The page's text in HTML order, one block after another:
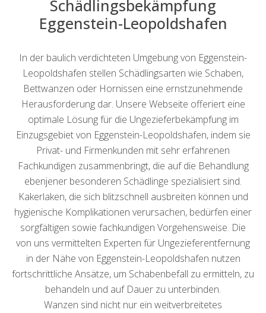
Schädlingsbekämpfung
Eggenstein-Leopoldshafen
In der baulich verdichteten Umgebung von Eggenstein-
Leopoldshafen stellen Schädlingsarten wie Schaben,
Bettwanzen oder Hornissen eine ernstzunehmende
Herausforderung dar. Unsere Webseite offeriert eine
optimale Lösung für die Ungezieferbekämpfung im
Einzugsgebiet von Eggenstein-Leopoldshafen, indem sie
Privat- und Firmenkunden mit sehr erfahrenen
Fachkundigen zusammenbringt, die auf die Behandlung
ebenjener besonderen Schädlinge spezialisiert sind.
Kakerlaken, die sich blitzschnell ausbreiten können und
hygienische Komplikationen verursachen, bedürfen einer
sorgfältigen sowie fachkundigen Vorgehensweise. Die
von uns vermittelten Experten für Ungezieferentfernung
in der Nähe von Eggenstein-Leopoldshafen nutzen
fortschrittliche Ansätze, um Schabenbefall zu ermitteln, zu
behandeln und auf Dauer zu unterbinden.
Wanzen sind nicht nur ein weitverbreitetes